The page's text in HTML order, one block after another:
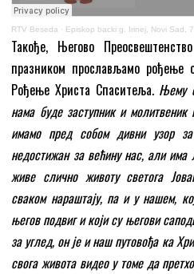
RTV Beseda · Episkop backi g. Irinej, Novi Sad,
Такође, Његово
празником прослављамо рођење
Рођење Христа Спаситеља. Њему
нама буде заступник и
имамо пред собом дивни узор
недостижан за већину нас, али
живе слично животу светога
сваком нараштају, па и у нашем,
његов подвиг и који су његови
за углед, он је и наш путовођа ка
свога живота видео у томе да